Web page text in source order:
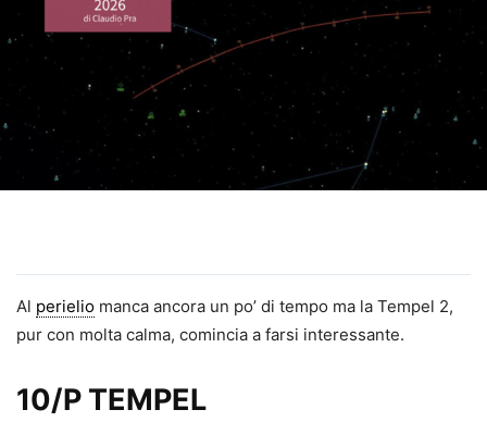
Al perielio manca ancora un po’ di tempo ma la Tempel 2,
pur con molta calma, comincia a farsi interessante.
10/P TEMPEL